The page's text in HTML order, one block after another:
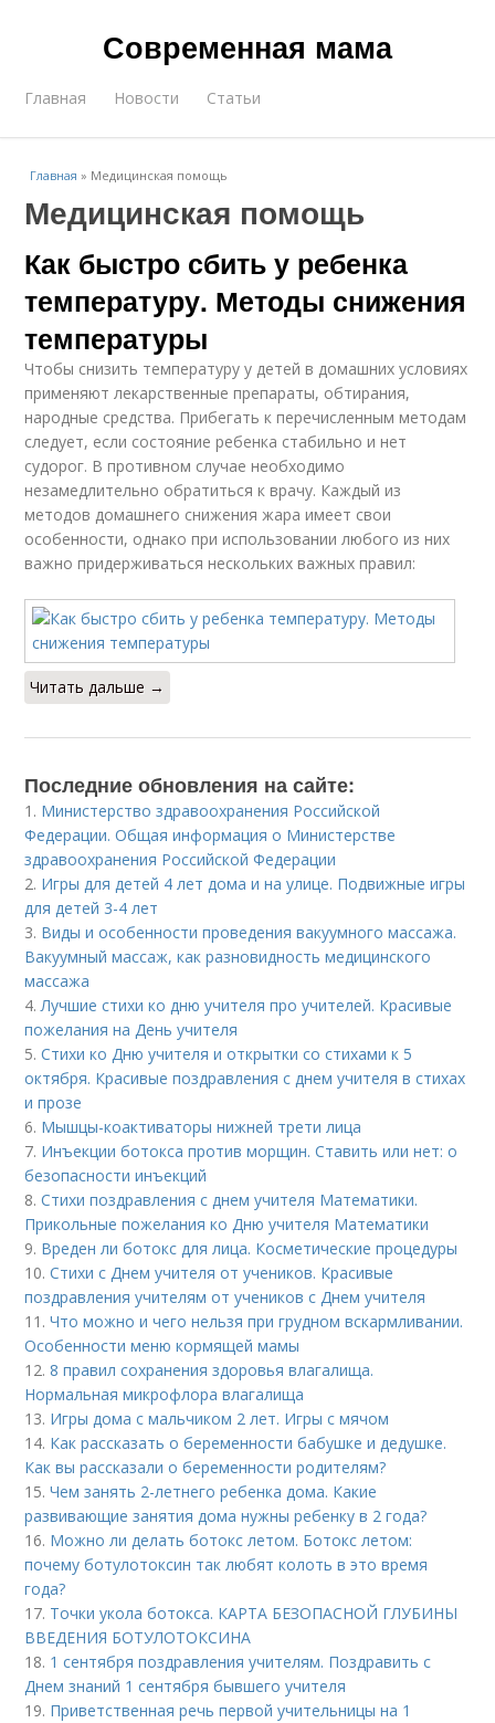
Современная мама
Главная Новости Статьи
Главная » Медицинская помощь
Медицинская помощь
Как быстро сбить у ребенка
температуру. Методы снижения
температуры
Чтобы снизить температуру у детей в домашних условиях
применяют лекарственные препараты, обтирания,
народные средства. Прибегать к перечисленным методам
следует, если состояние ребенка стабильно и нет
судорог. В противном случае необходимо
незамедлительно обратиться к врачу. Каждый из
методов домашнего снижения жара имеет свои
особенности, однако при использовании любого из них
важно придерживаться нескольких важных правил:
Читать дальше →
Последние обновления на сайте:
1. Министерство здравоохранения Российской
Федерации. Общая информация о Министерстве
здравоохранения Российской Федерации
2. Игры для детей 4 лет дома и на улице. Подвижные игры
для детей 3-4 лет
3. Виды и особенности проведения вакуумного массажа.
Вакуумный массаж, как разновидность медицинского
массажа
4.Лучшие стихи ко дню учителя про учителей. Красивые
пожелания на День учителя
5.Стихи ко Дню учителя и открытки со стихами к 5
октября. Красивые поздравления с днем учителя в стихах
и прозе
6. Мышцы-коактиваторы нижней трети лица
7. Инъекции ботокса против морщин. Ставить или нет: о
безопасности инъекций
8.Стихи поздравления с днем учителя Математики.
Прикольные пожелания ко Дню учителя Математики
9. Вреден ли ботокс для лица. Косметические процедуры
10.Стихи с Днем учителя от учеников. Красивые
поздравления учителям от учеников с Днем учителя
11.Что можно и чего нельзя при грудном вскармливании.
Особенности меню кормящей мамы
12.8 правил сохранения здоровья влагалища.
Нормальная микрофлора влагалища
13. Игры дома с мальчиком 2 лет. Игры с мячом
14. Как рассказать о беременности бабушке и дедушке.
Как вы рассказали о беременности родителям?
15.Чем занять 2-летнего ребенка дома. Какие
развивающие занятия дома нужны ребенку в 2 года?
16. Можно ли делать ботокс летом. Ботокс летом:
почему ботулотоксин так любят колоть в это время
года?
17. Точки укола ботокса. КАРТА БЕЗОПАСНОЙ ГЛУБИНЫ
ВВЕДЕНИЯ БОТУЛОТОКСИНА
18. 1 сентября поздравления учителям. Поздравить с
Днем знаний 1 сентября бывшего учителя
19. Приветственная речь первой учительницы на 1